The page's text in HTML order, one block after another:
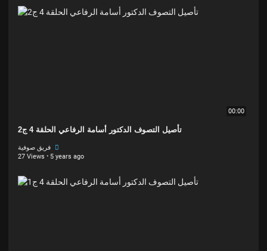
00:00
تأصيل التصوف الدكتور أسامة الرفاعي الحلقة 4 ج2
27 Views · 5 years ago